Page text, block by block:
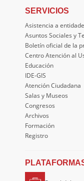
SERVICIOS
Asistencia a
Asuntos Sociales y
Boletín oficial de la
Centro Atención al
Educación
IDE-GIS
Atención Ciudadana
Salas y Museos
Congresos
Archivos
Formación
Registro